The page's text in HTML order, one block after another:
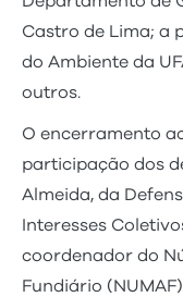
Castro de Lima; a
do Ambiente da
outros.
O encerramento
participação dos
Almeida, da
Interesses
coordenador do
Fundiário